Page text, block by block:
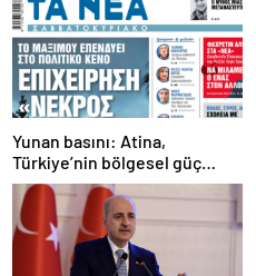
Yunan basını: Atina,
Türkiye’nin bölgesel güç
olmasını durduramadı